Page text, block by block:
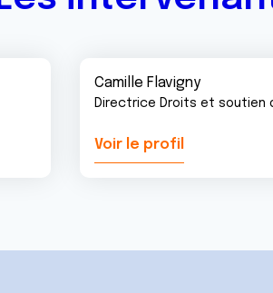
Camille Flavigny
Directrice Droits et soutien
Voir le profil